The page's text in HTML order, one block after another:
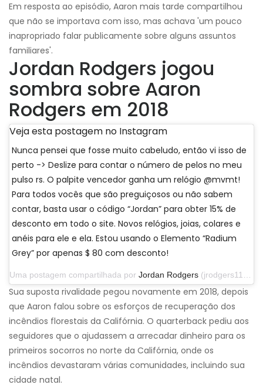
Em resposta ao episódio, Aaron mais tarde compartilhou
que não se importava com isso, mas achava 'um pouco
inapropriado falar publicamente sobre alguns assuntos
familiares'.
Jordan Rodgers jogou
sombra sobre Aaron
Rodgers em 2018
Veja esta postagem no Instagram
Nunca pensei que fosse muito cabeludo, então vi isso de
perto -> Deslize para contar o número de pelos no meu
pulso rs. O palpite vencedor ganha um relógio @mvmt!
Para todos vocês que são preguiçosos ou não sabem
contar, basta usar o código “Jordan” para obter 15% de
desconto em todo o site. Novos relógios, joias, colares e
anéis para ele e ela. Estou usando o Elemento “Radium
Grey” por apenas $ 80 com desconto!
Uma postagem compartilhada por Jordan Rodgers (jrodgers11) em 29 de setembro de 2019 às 13h07 PDT
Sua suposta rivalidade pegou novamente em 2018, depois
que Aaron falou sobre os esforços de recuperação dos
incêndios florestais da Califórnia. O quarterback pediu aos
seguidores que o ajudassem a arrecadar dinheiro para os
primeiros socorros no norte da Califórnia, onde os
incêndios devastaram várias comunidades, incluindo sua
cidade natal.